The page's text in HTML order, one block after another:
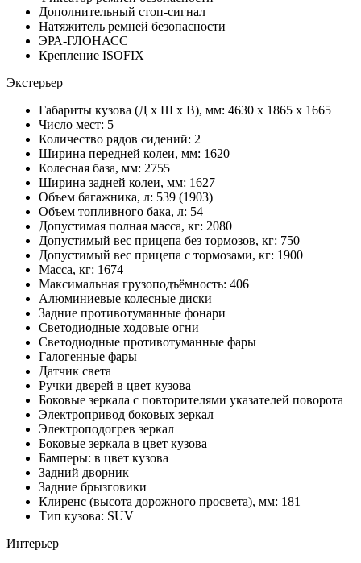
Дополнительный стоп-сигнал
Натяжитель ремней безопасности
ЭРА-ГЛОНАСС
Крепление ISOFIX
Экстерьер
Габариты кузова (Д x Ш x В), мм: 4630 x 1865 x 1665
Число мест: 5
Количество рядов сидений: 2
Ширина передней колеи, мм: 1620
Колесная база, мм: 2755
Ширина задней колеи, мм: 1627
Объем багажника, л: 539 (1903)
Объем топливного бака, л: 54
Допустимая полная масса, кг: 2080
Допустимый вес прицепа без тормозов, кг: 750
Допустимый вес прицепа с тормозами, кг: 1900
Масса, кг: 1674
Максимальная грузоподъёмность: 406
Алюминиевые колесные диски
Задние противотуманные фонари
Светодиодные ходовые огни
Светодиодные противотуманные фары
Галогенные фары
Датчик света
Ручки дверей в цвет кузова
Боковые зеркала с повторителями указателей поворота
Электропривод боковых зеркал
Электроподогрев зеркал
Боковые зеркала в цвет кузова
Бамперы: в цвет кузова
Задний дворник
Задние брызговики
Клиренс (высота дорожного просвета), мм: 181
Тип кузова: SUV
Интерьер